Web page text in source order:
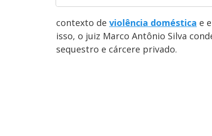
contexto de violência doméstica e
isso, o juiz Marco Antônio Silva
sequestro e cárcere privado.